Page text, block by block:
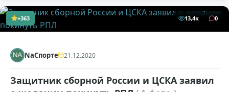
+363 13,4к 0
NaСпорте 21.12.2020
Защитник сборной России и ЦСКА заявил